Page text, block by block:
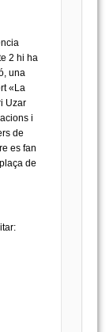
2 hi ha
una
«La
Uzar
i
de
es fan
de